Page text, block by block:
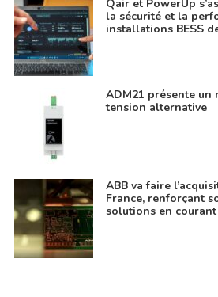
Qair et PowerUp
la sécurité et la
installations BESS
ADM21 présente un
tension alternative
ABB va faire
France, renforçant
solutions en